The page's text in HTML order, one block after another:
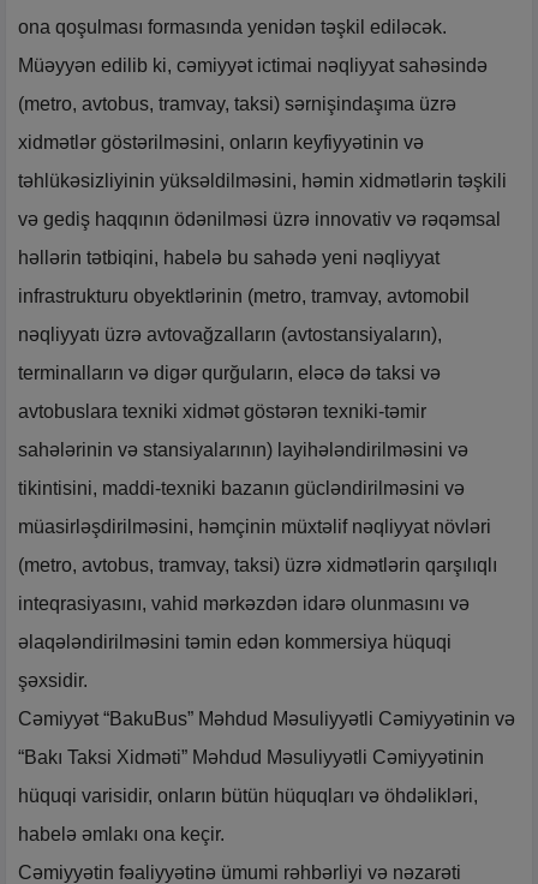
ona qoşulması formasında yenidən təşkil ediləcək.
Müəyyən edilib ki, cəmiyyət ictimai nəqliyyat sahəsində
(metro, avtobus, tramvay, taksi) sərnişindaşıma üzrə
xidmətlər göstərilməsini, onların keyfiyyətinin və
təhlükəsizliyinin yüksəldilməsini, həmin xidmətlərin təşkili
və gediş haqqının ödənilməsi üzrə innovativ və rəqəmsal
həllərin tətbiqini, habelə bu sahədə yeni nəqliyyat
infrastrukturu obyektlərinin (metro, tramvay, avtomobil
nəqliyyatı üzrə avtovağzalların (avtostansiyaların),
terminalların və digər qurğuların, eləcə də taksi və
avtobuslara texniki xidmət göstərən texniki-təmir
sahələrinin və stansiyalarının) layihələndirilməsini və
tikintisini, maddi-texniki bazanın gücləndirilməsini və
müasirləşdirilməsini, həmçinin müxtəlif nəqliyyat növləri
(metro, avtobus, tramvay, taksi) üzrə xidmətlərin qarşılıqlı
inteqrasiyasını, vahid mərkəzdən idarə olunmasını və
əlaqələndirilməsini təmin edən kommersiya hüquqi
şəxsidir.
Cəmiyyət “BakuBus” Məhdud Məsuliyyətli Cəmiyyətinin və
“Bakı Taksi Xidməti” Məhdud Məsuliyyətli Cəmiyyətinin
hüquqi varisidir, onların bütün hüquqları və öhdəlikləri,
habelə əmlakı ona keçir.
Cəmiyyətin fəaliyyətinə ümumi rəhbərliyi və nəzarəti